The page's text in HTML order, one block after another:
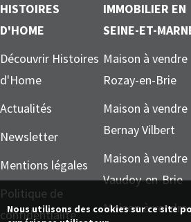
HISTOIRES
D'HOME
Découvrir Histoires
d'Home
Actualités
Newsletter
Mentions légales
Politique de
confidentialité
IMMOBILIER EN
SEINE-ET-
Maison à vendre
Rozay-en-Brie
Maison à vendre
Bernay Vilbert
Maison à vendre
Vaudoy-en-Brie
Maison à vendre
Nous utilisons des cookies sur ce site